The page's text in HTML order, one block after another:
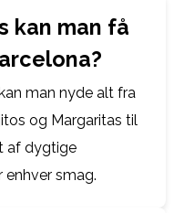
kan man få
man nyde alt fra
og Margaritas til
af dygtige
enhver smag.